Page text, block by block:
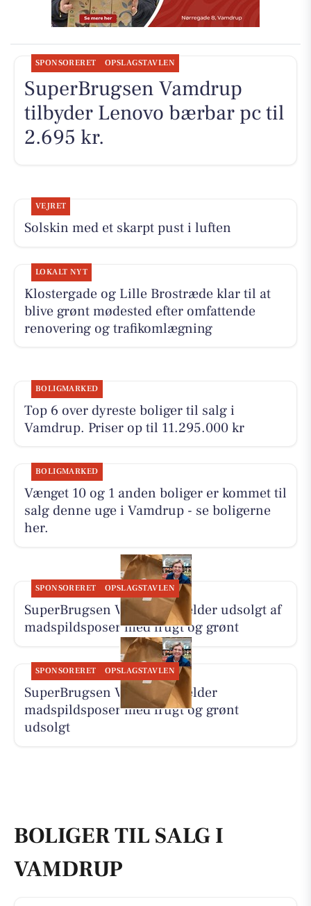
SPONSORERET OPSLAGSTAVLEN
SuperBrugsen Vamdrup
tilbyder Lenovo bærbar pc til
2.695 kr.
VEJRET
Solskin med et skarpt pust i luften
LOKALT NYT
Klostergade og Lille Brostræde klar til at
blive grønt mødested efter omfattende
renovering og trafikomlægning
BOLIGMARKED
Top 6 over dyreste boliger til salg i
Vamdrup. Priser op til 11.295.000 kr
BOLIGMARKED
Vænget 10 og 1 anden boliger er kommet til
salg denne uge i Vamdrup - se boligerne
her.
SPONSORERET OPSLAGSTAVLEN
SuperBrugsen Vamdrup melder udsolgt af
madspildsposer med frugt og grønt
SPONSORERET OPSLAGSTAVLEN
SuperBrugsen Vamdrup melder
madspildsposer med frugt og grønt
udsolgt
BOLIGER TIL SALG I
VAMDRUP